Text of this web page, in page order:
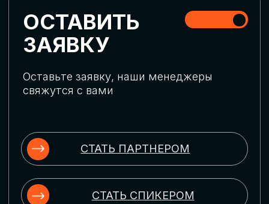
актуальных трендов глобальной цифровой
трансформации. Узнаем о новых подходах
массовом использовании ИИ-
инструментов, обеспечении
ИСКУССТВЕННЫЙ
Узнаем как компании адаптируются к
новой ИИ-реальности. Как ИИ-
сотрудники становятся
«полноправными» членами команды, как
ИИ-помощники забирают на себя рутину
и как можно значительно увеличить
производительность без огромных
затрат на нейросети